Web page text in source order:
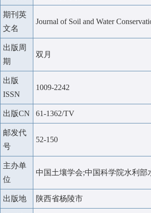
期刊英
文名
Journal of Soil and Water
出版周
期
双月
出版
ISSN
1009-2242
出版CN 61-1362/TV
邮发代
号
52-150
主办单
位
中国土壤学会;中国科学院水利部
出版地 陕西省杨陵市